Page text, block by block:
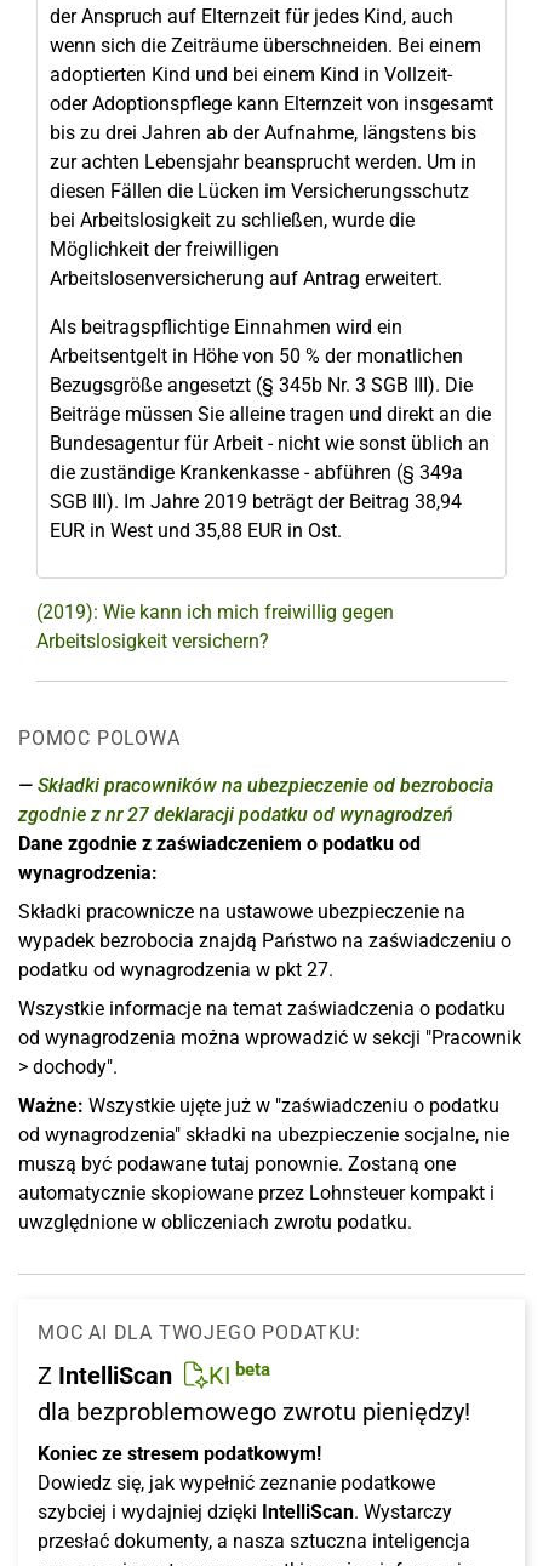
der Anspruch auf Elternzeit für jedes Kind, auch
wenn sich die Zeiträume überschneiden. Bei einem
adoptierten Kind und bei einem Kind in Vollzeit-
oder Adoptionspflege kann Elternzeit von insgesamt
bis zu drei Jahren ab der Aufnahme, längstens bis
zur achten Lebensjahr beansprucht werden. Um in
diesen Fällen die Lücken im Versicherungsschutz
bei Arbeitslosigkeit zu schließen, wurde die
Möglichkeit der freiwilligen
Arbeitslosenversicherung auf Antrag erweitert.
Als beitragspflichtige Einnahmen wird ein
Arbeitsentgelt in Höhe von 50 % der monatlichen
Bezugsgröße angesetzt (§ 345b Nr. 3 SGB III). Die
Beiträge müssen Sie alleine tragen und direkt an die
Bundesagentur für Arbeit - nicht wie sonst üblich an
die zuständige Krankenkasse - abführen (§ 349a
SGB III). Im Jahre 2019 beträgt der Beitrag 38,94
EUR in West und 35,88 EUR in Ost.
(2019): Wie kann ich mich freiwillig gegen
Arbeitslosigkeit versichern?
POMOC POLOWA
Składki pracowników na ubezpieczenie od bezrobocia
zgodnie z nr 27 deklaracji podatku od wynagrodzeń
Dane zgodnie z zaświadczeniem o podatku od
wynagrodzenia:
Składki pracownicze na ustawowe ubezpieczenie na
wypadek bezrobocia znajdą Państwo na zaświadczeniu o
podatku od wynagrodzenia w pkt 27.
Wszystkie informacje na temat zaświadczenia o podatku
od wynagrodzenia można wprowadzić w sekcji "Pracownik
> dochody".
Ważne: Wszystkie ujęte już w "zaświadczeniu o podatku
od wynagrodzenia" składki na ubezpieczenie socjalne, nie
muszą być podawane tutaj ponownie. Zostaną one
automatycznie skopiowane przez Lohnsteuer kompakt i
uwzględnione w obliczeniach zwrotu podatku.
MOC AI DLA TWOJEGO PODATKU:
Z IntelliScan KI beta
dla bezproblemowego zwrotu pieniędzy!
Koniec ze stresem podatkowym!
Dowiedz się, jak wypełnić zeznanie podatkowe
szybciej i wydajniej dzięki IntelliScan. Wystarczy
przesłać dokumenty, a nasza sztuczna inteligencja